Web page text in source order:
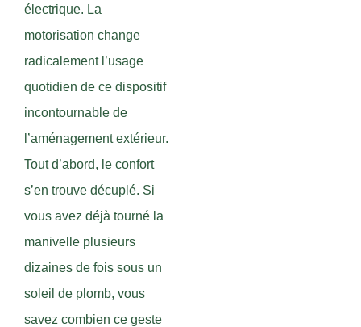
électrique. La
motorisation change
radicalement l’usage
quotidien de ce dispositif
incontournable de
l’aménagement extérieur.
Tout d’abord, le confort
s’en trouve décuplé. Si
vous avez déjà tourné la
manivelle plusieurs
dizaines de fois sous un
soleil de plomb, vous
savez combien ce geste